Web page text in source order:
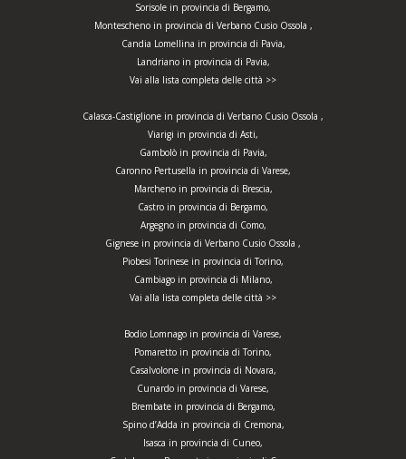
Sorisole in provincia di Bergamo,
Montescheno in provincia di Verbano Cusio Ossola ,
Candia Lomellina in provincia di Pavia,
Landriano in provincia di Pavia,
Vai alla lista completa delle città >>
Calasca-Castiglione in provincia di Verbano Cusio Ossola ,
Viarigi in provincia di Asti,
Gambolò in provincia di Pavia,
Caronno Pertusella in provincia di Varese,
Marcheno in provincia di Brescia,
Castro in provincia di Bergamo,
Argegno in provincia di Como,
Gignese in provincia di Verbano Cusio Ossola ,
Piobesi Torinese in provincia di Torino,
Cambiago in provincia di Milano,
Vai alla lista completa delle città >>
Bodio Lomnago in provincia di Varese,
Pomaretto in provincia di Torino,
Casalvolone in provincia di Novara,
Cunardo in provincia di Varese,
Brembate in provincia di Bergamo,
Spino d’Adda in provincia di Cremona,
Isasca in provincia di Cuneo,